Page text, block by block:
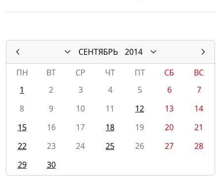
СЕНТЯБРЬ
2014
ПН
ВТ СР ЧТ ПТ СБ
ВС
1
2 3 4 5 6
7
8
9 10 11 12 13
14
15
16 17 18 19 20
21
22
23 24 25 26 27
28
29
30